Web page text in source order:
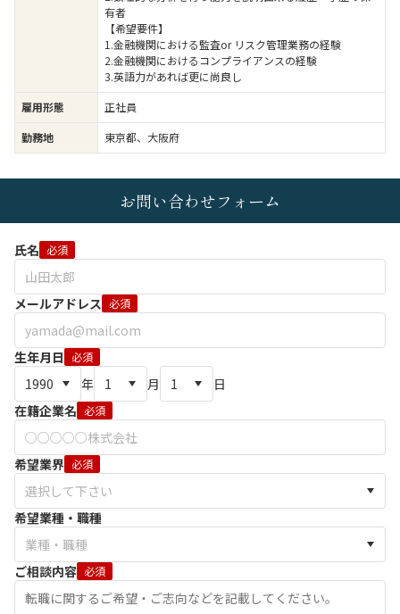
有者
【希望要件】
1.金融機関における監査or リスク管理業務の経験
2.金融機関におけるコンプライアンスの経験
3.英語力があれば更に尚良し
雇用形態
正社員
勤務地
東京都、大阪府
お問い合わせフォーム
氏名 必須
メールアドレス 必須
生年月日 必須
年 月
日
在籍企業名 必須
希望業界 必須
希望業種・職種
ご相談内容 必須